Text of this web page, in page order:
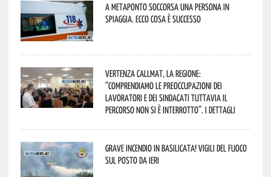
A Metaponto soccorsa una persona in
spiaggia. Ecco cosa è successo
Vertenza CallMat, la Regione:
“comprendiamo le preoccupazioni dei
lavoratori e dei sindacati tuttavia il
percorso non si è interrotto”. I dettagli
Grave incendio in Basilicata! Vigili del fuoco
sul posto da ieri